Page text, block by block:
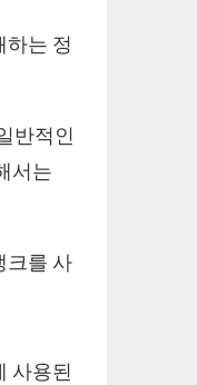
하는 정
반적인
서는
크를 사
사용된